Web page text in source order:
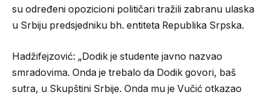
su određeni opozicioni političari tražili zabranu ulaska
u Srbiju predsjedniku bh. entiteta Republika Srpska.
Hadžifejzović: „Dodik je studente javno nazvao
smradovima. Onda je trebalo da Dodik govori, baš
sutra, u Skupštini Srbije. Onda mu je Vučić otkazao